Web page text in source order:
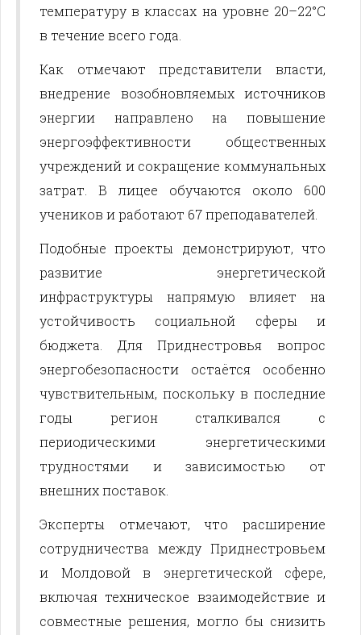
температуру в классах на уровне 20–22°C
в течение всего года.
Как отмечают представители власти,
внедрение возобновляемых источников
энергии направлено на повышение
энергоэффективности общественных
учреждений и сокращение коммунальных
затрат. В лицее обучаются около 600
учеников и работают 67 преподавателей.
Подобные проекты демонстрируют, что
развитие энергетической
инфраструктуры напрямую влияет на
устойчивость социальной сферы и
бюджета. Для Приднестровья вопрос
энергобезопасности остаётся особенно
чувствительным, поскольку в последние
годы регион сталкивался с
периодическими энергетическими
трудностями и зависимостью от
внешних поставок.
Эксперты отмечают, что расширение
сотрудничества между Приднестровьем
и Молдовой в энергетической сфере,
включая техническое взаимодействие и
совместные решения, могло бы снизить